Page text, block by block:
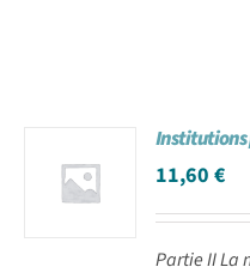
11,60€
Partie II La